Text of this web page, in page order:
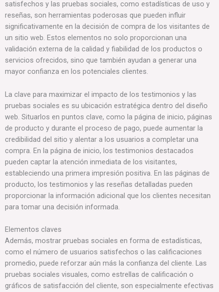
satisfechos y las pruebas sociales, como estadísticas de uso y
reseñas, son herramientas poderosas que pueden influir
significativamente en la decisión de compra de los visitantes de
un sitio web. Estos elementos no solo proporcionan una
validación externa de la calidad y fiabilidad de los productos o
servicios ofrecidos, sino que también ayudan a generar una
mayor confianza en los potenciales clientes.
La clave para maximizar el impacto de los testimonios y las
pruebas sociales es su ubicación estratégica dentro del diseño
web. Situarlos en puntos clave, como la página de inicio, páginas
de producto y durante el proceso de pago, puede aumentar la
credibilidad del sitio y alentar a los usuarios a completar una
compra. En la página de inicio, los testimonios destacados
pueden captar la atención inmediata de los visitantes,
estableciendo una primera impresión positiva. En las páginas de
producto, los testimonios y las reseñas detalladas pueden
proporcionar la información adicional que los clientes necesitan
para tomar una decisión informada.
Elementos claves
Además, mostrar pruebas sociales en forma de estadísticas,
como el número de usuarios satisfechos o las calificaciones
promedio, puede reforzar aún más la confianza del cliente. Las
pruebas sociales visuales, como estrellas de calificación o
gráficos de satisfacción del cliente, son especialmente efectivas